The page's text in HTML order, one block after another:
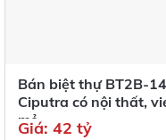
Bán biệt thự BT2B-
Ciputra có nội thất,
mẻ
Giá: 42 tỷ